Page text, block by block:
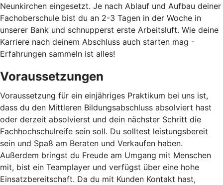
Neunkirchen eingesetzt. Je nach Ablauf und Aufbau deiner
Fachoberschule bist du an 2-3 Tagen in der Woche in
unserer Bank und schnupperst erste Arbeitsluft. Wie deine
Karriere nach deinem Abschluss auch starten mag -
Erfahrungen sammeln ist alles!
Voraussetzungen
Voraussetzung für ein einjähriges Praktikum bei uns ist,
dass du den Mittleren Bildungsabschluss absolviert hast
oder derzeit absolvierst und dein nächster Schritt die
Fachhochschulreife sein soll. Du solltest leistungsbereit
sein und Spaß am Beraten und Verkaufen haben.
Außerdem bringst du Freude am Umgang mit Menschen
mit, bist ein Teamplayer und verfügst über eine hohe
Einsatzbereitschaft. Da du mit Kunden Kontakt hast,